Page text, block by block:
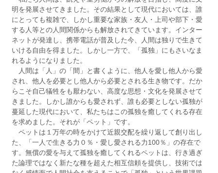
明を発展させてきました。その結果として現代においては、誰
にとっても複雑で、しかし重要な家族・友人・上司や部下・愛
する人等との人間関係からも解放されてきています。インター
ネットが発達し、携帯電話が普及した今、人間は独りで生きて
いける自由を得ました。しかし一方で、「孤独」にもさいなま
れるようになりました。
人間は「人」の「間」と書くように、他人を愛し他人から愛
され、他人を必要とし他人から必要とされる生き物です。だか
らこそ自己犠牲をも厭わない、高度な思想・文化を発展させて
きました。しかし誰からも愛されず、誰も必要としない孤独が
蔓延した現代において、私たちはこの孤独を癒してくれる存在
を求めました。それが「ペット」です。
ペットは１万年の時をかけて近親交配を繰り返して創り出し
た、「一人で生きる力０％・愛し愛される力100％」の存在で
す。無償の愛を与えて孤独を癒してくれるペットは、行き過ぎ
た論理ではなく新たな種を超えた相互信頼を提供し、技術では